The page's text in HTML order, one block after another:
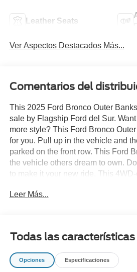
Leather Seats
Ver Aspectos Destacados Más...
Comentarios del
This 2025 Ford Bronco Outer
sale by Flagship Ford del Sur.
more style? This Ford Bronco
for you. Pull up in the vehicle and
parked on the front row. This Ford
the vehicle others dream to own.
to make it your new ride. This
condition your may find yourself in.
the details in which test drivers say
Outer Banks is in a league of its own
Leer Más...
Todas las características
Opciones Especificaciones